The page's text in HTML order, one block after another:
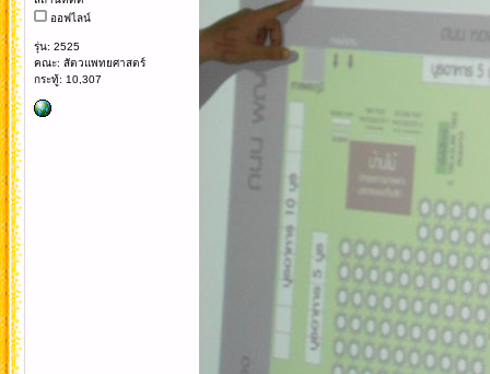
ออฟไลน์
รุ่น: 2525
คณะ: สัตวแพทยศาสตร์
กระทู้: 10,307